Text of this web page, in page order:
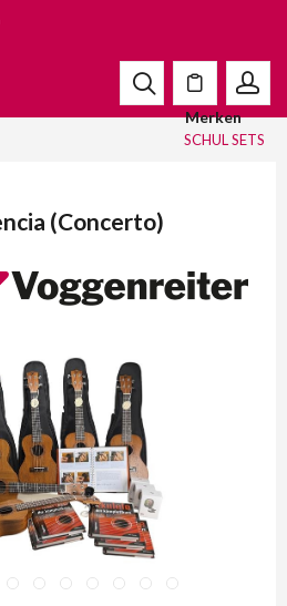
Merken
SCHUL SETS
(Concerto)